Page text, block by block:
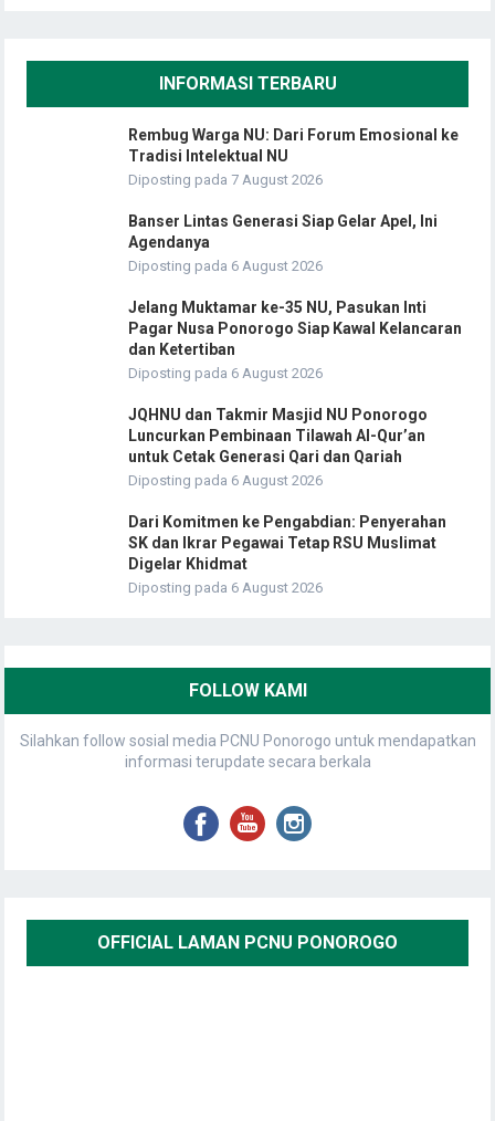
INFORMASI TERBARU
Rembug Warga NU: Dari Forum Emosional ke
Tradisi Intelektual NU
Diposting pada 7 August 2026
Banser Lintas Generasi Siap Gelar Apel, Ini
Agendanya
Diposting pada 6 August 2026
Jelang Muktamar ke-35 NU, Pasukan Inti
Pagar Nusa Ponorogo Siap Kawal Kelancaran
dan Ketertiban
Diposting pada 6 August 2026
JQHNU dan Takmir Masjid NU Ponorogo
Luncurkan Pembinaan Tilawah Al-Qur’an
untuk Cetak Generasi Qari dan Qariah
Diposting pada 6 August 2026
Dari Komitmen ke Pengabdian: Penyerahan
SK dan Ikrar Pegawai Tetap RSU Muslimat
Digelar Khidmat
Diposting pada 6 August 2026
FOLLOW KAMI
Silahkan follow sosial media PCNU Ponorogo untuk mendapatkan
informasi terupdate secara berkala
OFFICIAL LAMAN PCNU PONOROGO